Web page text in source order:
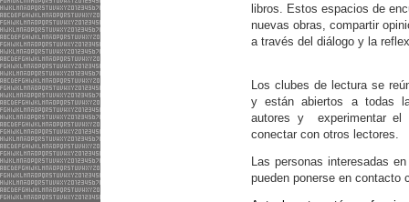
libros. Estos espacios de
nuevas obras, compartir
a través del diálogo y la
Los clubes de lectura se
y están abiertos a todas
autores y experimentar el
conectar con otros lectores.
Las personas interesadas
pueden ponerse en contacto